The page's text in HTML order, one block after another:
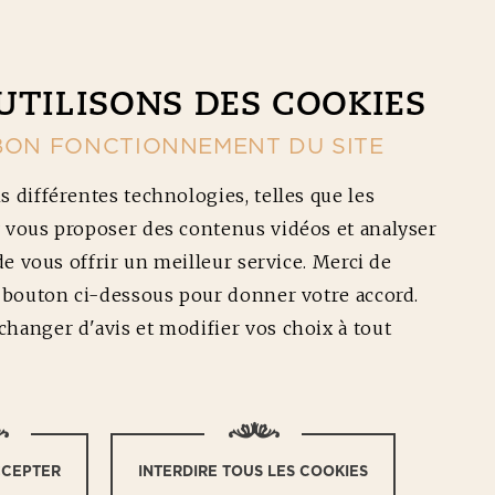
ÉPICES
DES COOKIES
FONCTIONNEMENT DU SITE
différentes technologies, telles que les
proposer des contenus vidéos et analyser
vous offrir un meilleur service. Merci de
ci-dessous pour donner votre accord.
d'avis et modifier vos choix à tout
INTERDIRE TOUS LES COOKIES